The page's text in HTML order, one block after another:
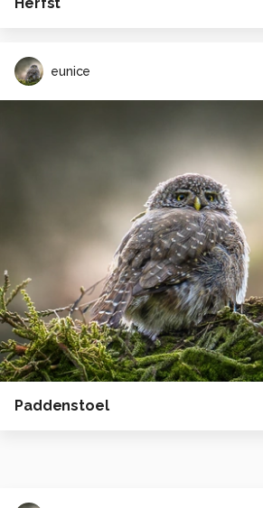
eunice
Paddenstoel